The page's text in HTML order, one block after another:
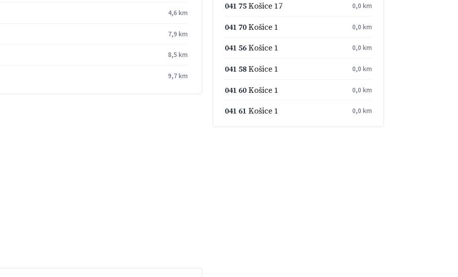
4,6 km
7,9 km
8,5 km
9,7 km
041 75Košice 17 0,0 km
041 70Košice 1 0,0 km
041 56Košice 1 0,0 km
041 58Košice 1 0,0 km
041 60Košice 1 0,0 km
041 61 Košice 1 0,0 km